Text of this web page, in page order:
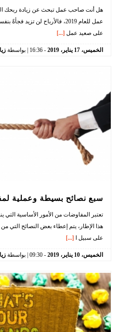
هل أنت صاحب عمل تبحث عن زيادة ربحك
عمل للعام 2019، فالأرباح لن تزيد
على صعيد عمل [...]
الخميس، 17 يناير، 2019
-
16:36 | بواسطة
سبع نصائح بسيطة وعملية
تعتبر المفاوضات من الأمور الأساسية
هذا الإطار، يتم إعطاء بعض النصائح التي
على سبيل ا
[...]
الخميس، 10 يناير، 2019
-
09:30 | بواسطة